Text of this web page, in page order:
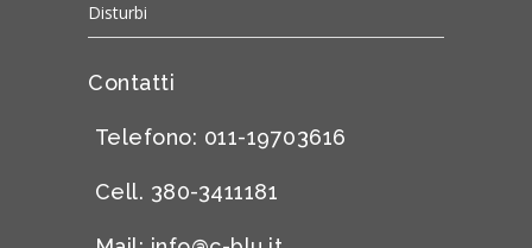
Disturbi
Contatti
Telefono: 011-19703616
Cell. 380-3411181